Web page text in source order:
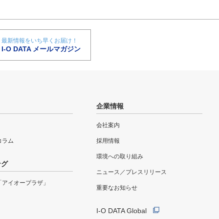
最新情報をいち早くお届け！
I-O DATA メールマガジン
ラム
イオープラザ」
企業情報
会社案内
採用情報
環境への取り組み
ニュース／プレスリリース
重要なお知らせ
I-O DATA Global